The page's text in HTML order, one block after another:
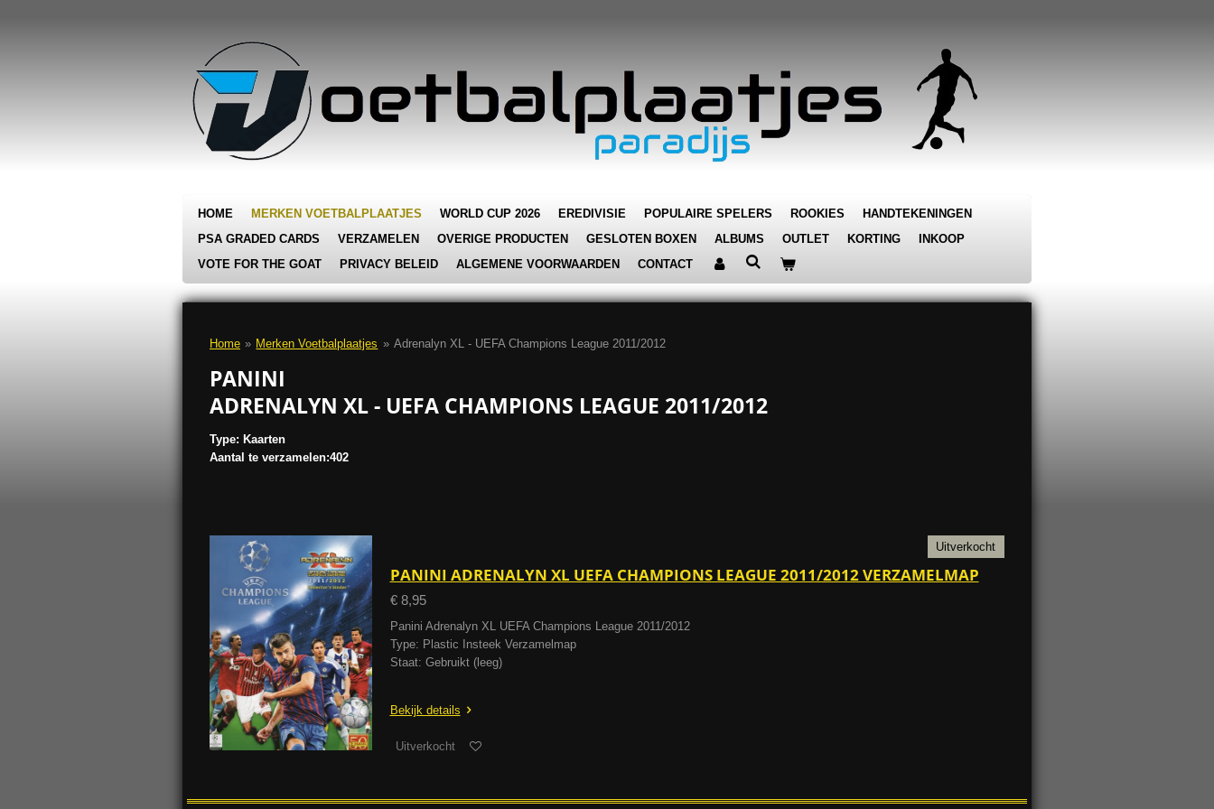
HOME MERKEN VOETBALPLAATJES WORLD CUP 2026 EREDIVISIE POPULAIRE SPELERS ROOKIES
HANDTEKENINGEN
PSA GRADED CARDS
VERZAMELEN OVERIGE PRODUCTEN GESLOTEN BOXEN ALBUMS OUTLET KORTING
INKOOP
VOTE FOR THE GOAT
PRIVACY BELEID ALGEMENE VOORWAARDEN CONTACT
Home » Merken Voetbalplaatjes » Adrenalyn XL - UEFA Champions League 2011/2012
PANINI
ADRENALYN XL - UEFA CHAMPIONS LEAGUE 2011/2012
Type: Kaarten
Aantal te verzamelen:402
Uitverkocht
PANINI ADRENALYN XL UEFA CHAMPIONS LEAGUE 2011/2012 VERZAMELMAP
€ 8,95
Panini Adrenalyn XL UEFA Champions League 2011/2012
Type: Plastic Insteek Verzamelmap
Staat: Gebruikt (leeg)
Bekijk details
Uitverkocht